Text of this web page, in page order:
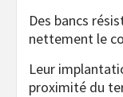
Des bancs
nettement le
Leur
proximité du